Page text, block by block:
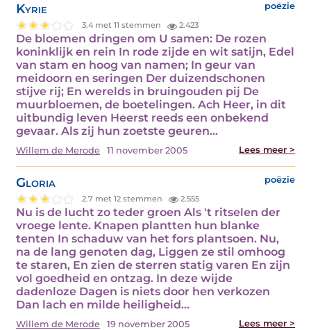
Kyrie poëzie
3.4 met 11 stemmen 2.423
De bloemen dringen om U samen: De rozen
koninklijk en rein In rode zijde en wit satijn, Edel
van stam en hoog van namen; In geur van
meidoorn en seringen Der duizendschonen
stijve rij; En werelds in bruingouden pij De
muurbloemen, de boetelingen. Ach Heer, in dit
uitbundig leven Heerst reeds een onbekend
gevaar. Als zij hun zoetste geuren…
Willem de Merode 11 november 2005 Lees meer >
Gloria poëzie
2.7 met 12 stemmen 2.555
Nu is de lucht zo teder groen Als 't ritselen der
vroege lente. Knapen plantten hun blanke
tenten In schaduw van het fors plantsoen. Nu,
na de lang genoten dag, Liggen ze stil omhoog
te staren, En zien de sterren statig varen En zijn
vol goedheid en ontzag. In deze wijde
dadenloze Dagen is niets door hen verkozen
Dan lach en milde heiligheid…
Willem de Merode 19 november 2005 Lees meer >